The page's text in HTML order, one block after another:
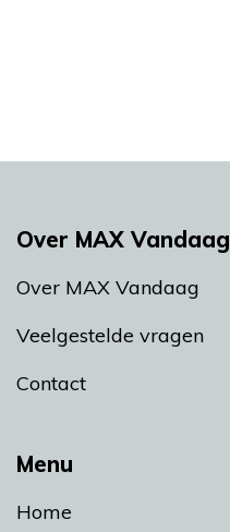
Menu
Home
Over MAX Vandaag
Over MAX Vandaag
Veelgestelde vragen
Contact